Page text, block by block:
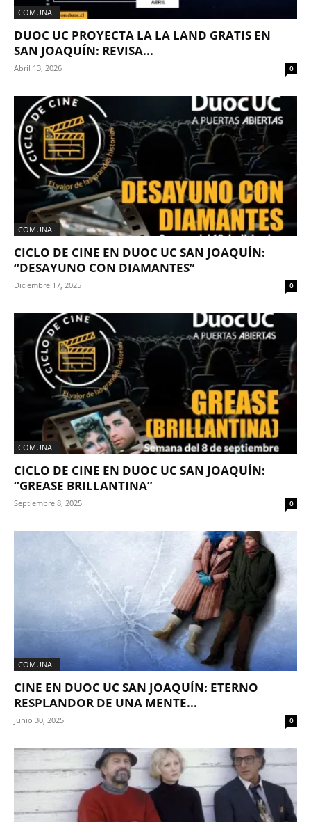
COMUNAL
DUOC UC PROYECTA LA LA LAND GRATIS EN
SAN JOAQUÍN: REVISA...
Abril 13, 2026 0
COMUNAL
CICLO DE CINE EN DUOC UC SAN JOAQUÍN:
“DESAYUNO CON DIAMANTES”
Diciembre 17, 2025 0
COMUNAL
CICLO DE CINE EN DUOC UC SAN JOAQUÍN:
“GREASE BRILLANTINA”
Septiembre 8, 2025 0
COMUNAL
CINE EN DUOC UC SAN JOAQUÍN: ETERNO
RESPLANDOR DE UNA MENTE...
Junio 30, 2025 0